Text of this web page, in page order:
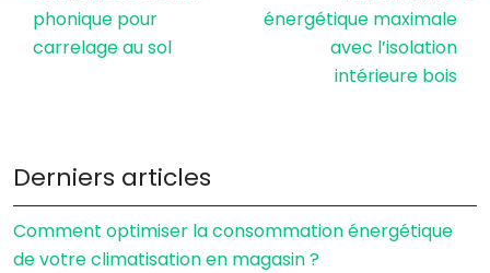
phonique pour
carrelage au sol
énergétique maximale
avec l’isolation
intérieure bois
Derniers articles
Comment optimiser la consommation énergétique
de votre climatisation en magasin ?